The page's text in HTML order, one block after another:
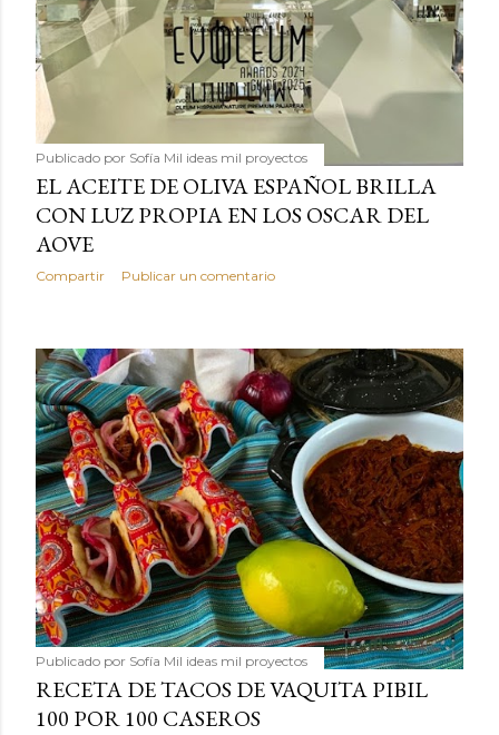
Publicado por Sofía Mil ideas mil proyectos
EL ACEITE DE OLIVA ESPAÑOL BRILLA
CON LUZ PROPIA EN LOS OSCAR DEL
AOVE
Compartir Publicar un comentario
Publicado por Sofía Mil ideas mil proyectos
RECETA DE TACOS DE VAQUITA PIBIL
100 POR 100 CASEROS